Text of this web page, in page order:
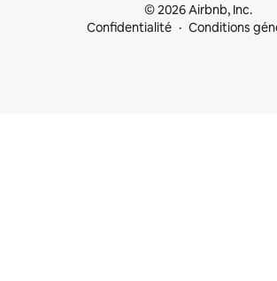
© 2026 Airbnb, Inc.
Confidentialité
Conditions